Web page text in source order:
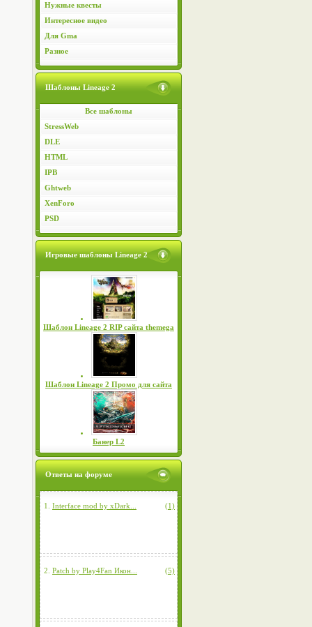
Нужные квесты
Интересное видео
Для Gma
Разное
Шаблоны Lineage 2
Все шаблоны
StressWeb
DLE
HTML
IPB
Ghtweb
XenForo
PSD
Игровые шаблоны Lineage 2
Шаблон Lineage 2 RIP сайта themega
Шаблон Lineage 2 Промо для сайта
Банер L2
Ответы на форуме
1. Interface mod by xDark... (1)
2. Patch by Play4Fan Икон... (5)